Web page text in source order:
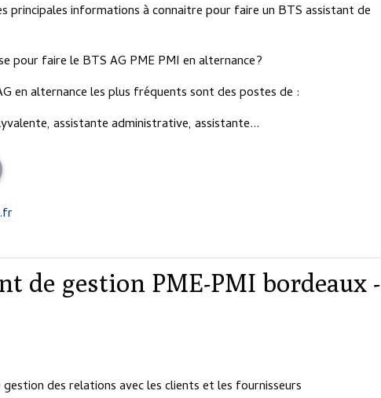
principales informations à connaitre pour faire un BTS assistant de
pour faire le BTS AG PME PMI en alternance?
en alternance les plus fréquents sont des postes de :
assistante administrative, assistante...
de gestion PME-PMI bordeaux -
des relations avec les clients et les fournisseurs